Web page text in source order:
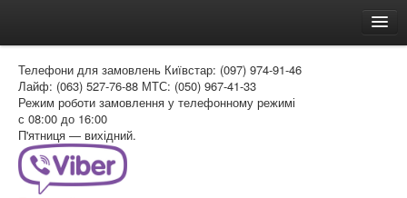
Доставка и оплата
Как заказать
Контакти
Таблиця розмірів
Телефони для замовлень Київстар: (097) 974-91-46
Лайф: (063) 527-76-88 МТС: (050) 967-41-33
Режим роботи замовлення у телефонному режимі
с 08:00 до 16:00
П'ятниця — вихідний.